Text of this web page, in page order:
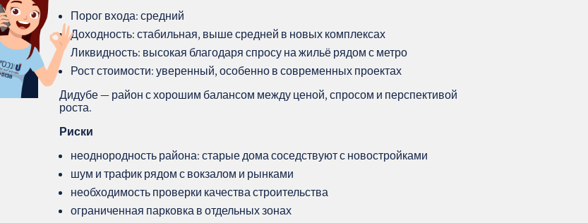
Порог входа: средний
Доходность: стабильная, выше средней в новых комплексах
Ликвидность: высокая благодаря спросу на жильё рядом с метро
Рост стоимости: уверенный, особенно в современных проектах
Дидубе — район с хорошим балансом между ценой, спросом и перспективой
роста.
Риски
неоднородность района: старые дома соседствуют с новостройками
шум и трафик рядом с вокзалом и рынками
необходимость проверки качества строительства
ограниченная парковка в отдельных зонах